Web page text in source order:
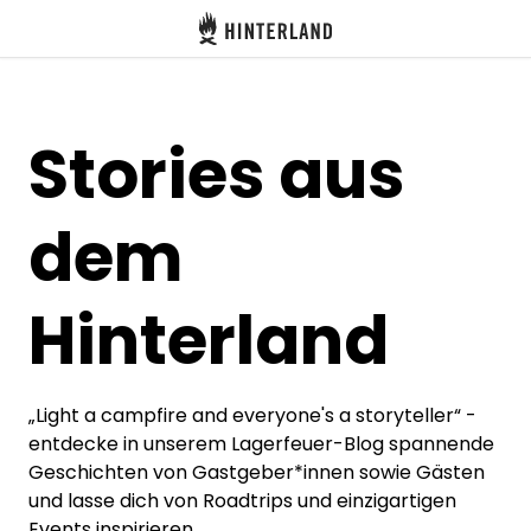
Hinterland
Registrieren
Gastgeber werden
Zelt- & Stellplätze
Unterkünfte
Routen
Stories aus
dem
Hinterland
„Light a campfire and everyone's a storyteller“ -
entdecke in unserem Lagerfeuer-Blog spannende
Geschichten von Gastgeber*innen sowie Gästen
und lasse dich von Roadtrips und einzigartigen